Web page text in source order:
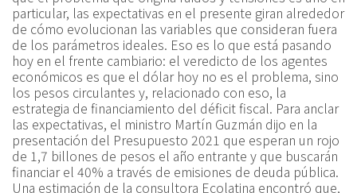
particular, las expectativas en el presente giran alrededor
de cómo evolucionan las variables que consideran fuera
de los parámetros ideales. Eso es lo que está pasando
hoy en el frente cambiario: el veredicto de los agentes
económicos es que el dólar hoy no es el problema, sino
los pesos circulantes y, relacionado con eso, la
estrategia de financiamiento del déficit fiscal. Para anclar
las expectativas, el ministro Martín Guzmán dijo en la
presentación del Presupuesto 2021 que esperan un rojo
de 1,7 billones de pesos el año entrante y que buscarán
financiar el 40% a través de emisiones de deuda pública.
Una estimación de la consultora Ecolatina encontró que,